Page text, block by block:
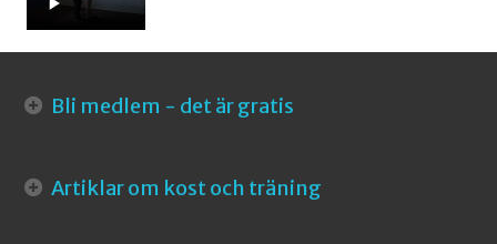
Bli medlem - det är gratis
Artiklar om kost och träning